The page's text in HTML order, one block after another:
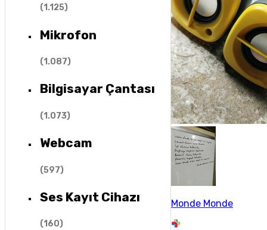
(1.125)
Mikrofon
(1.087)
Bilgisayar Çantası
(1.073)
Webcam
(597)
Ses Kayıt Cihazı
(160)
Monde Monde